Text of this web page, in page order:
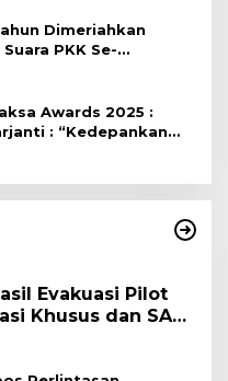
Dimeriahkan
PKK Se-
Awards 2025 :
: “Kedepankan
Wujudkan
Evakuasi Pilot
Khusus dan SAR